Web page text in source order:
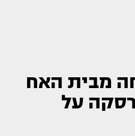
מבית האח
על